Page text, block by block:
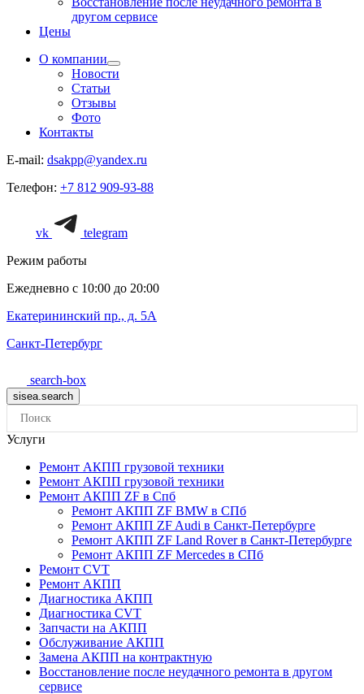
другом сервисе
Цены
О компании
Новости
Статьи
Отзывы
Фото
Контакты
E-mail: dsakpp@yandex.ru
Телефон: +7 812 909-93-88
vk
telegram
Режим работы
Ежедневно с 10:00 до 20:00
Екатерининский пр., д. 5А
Санкт-Петербург
search-box
Услуги
Ремонт АКПП грузовой техники
Ремонт АКПП грузовой техники
Ремонт АКПП ZF в Спб
Ремонт АКПП ZF BMW в СПб
Ремонт АКПП ZF Audi в Санкт-Петербурге
Ремонт АКПП ZF Land Rover в Санкт-Петербурге
Ремонт АКПП ZF Mercedes в СПб
Ремонт CVT
Ремонт AКПП
Диагностика АКПП
Диагностика CVT
Запчасти на АКПП
Обслуживание АКПП
Замена АКПП на контрактную
Восстановление после неудачного ремонта в другом
сервисе